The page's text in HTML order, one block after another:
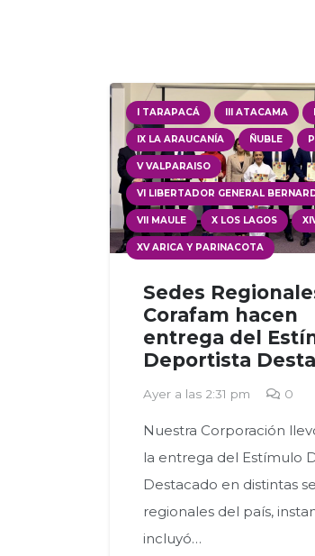
I TARAPACÁ III ATACAMA
IX LA ARAUCANÍA ÑUBLE
V VALPARAISO
VI LIBERTADOR GENERAL
VII MAULE X LOS LAGOS
XV ARICA Y PARINACOTA
Sedes
Corafam hacen
entrega del
Deportista
Ayer a las 2:31 pm 0
Nuestra Corporación
la entrega del Estímulo
Destacado en distintas
regionales del país,
incluyó…